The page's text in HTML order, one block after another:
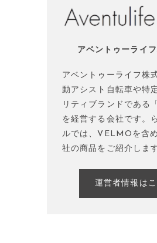
アベントゥーライ
アベントゥーライフ株
動アシスト自転車や特
リティブランドである
を経営する会社です。
ルでは、VELMOを含
社の商品をご紹介します
運営者情報は